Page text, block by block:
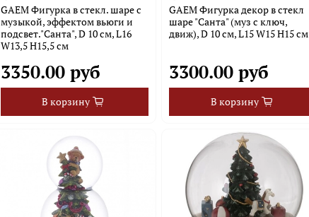
GAEM Фигурка в стекл. шаре с
музыкой, эффектом вьюги и
подсвет."Санта", D 10 см, L16
W13,5 H15,5 см
3350.00 руб
В корзину
GAEM Фигурка декор в стекл
шаре "Санта" (муз с ключ,
движ), D 10 см, L15 W15 H15 см
3300.00 руб
В корзину